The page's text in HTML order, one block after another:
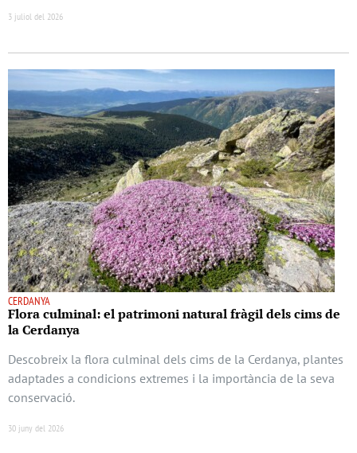
3 juliol del 2026
CERDANYA
Flora culminal: el patrimoni natural fràgil dels cims de
la Cerdanya
Descobreix la flora culminal dels cims de la Cerdanya, plantes
adaptades a condicions extremes i la importància de la seva
conservació.
30 juny del 2026